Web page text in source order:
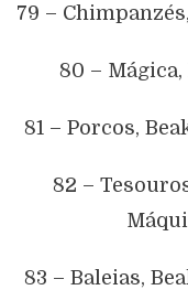
79 –
80 –
81 – Porcos,
82 –
83 – Baleias,